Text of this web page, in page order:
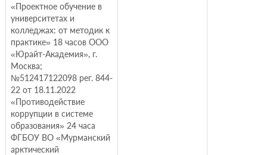
«Проектное обучение в
университетах и
колледжах: от методик к
практике» 18 часов ООО
«Юрайт-Академия», г.
Москва;
№512417122098 рег. 844-
22 от 18.11.2022
«Противодействие
коррупции в системе
образования» 24 часа
ФГБОУ ВО «Мурманский
арктический